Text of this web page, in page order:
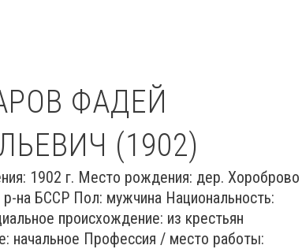
ФАДЕЙ
(1902)
1902 г. Место рождения: дер. Хороброво
на БССР Пол: мужчина Национальность:
происхождение: из крестьян
начальное Профессия / место работы: